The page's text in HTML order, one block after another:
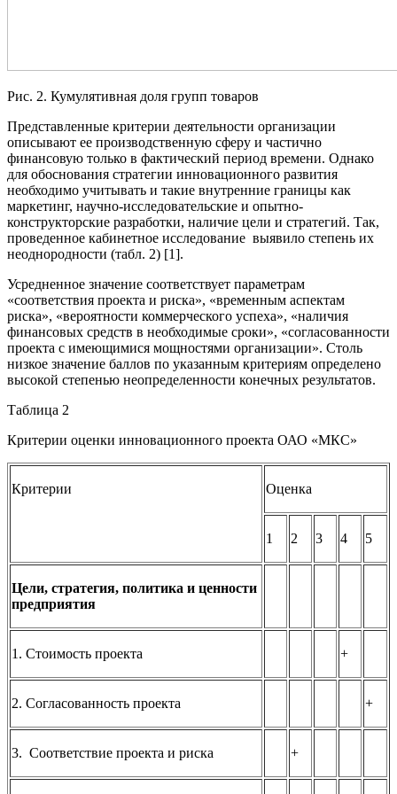
Рис. 2. Кумулятивная доля групп товаров
Представленные критерии деятельности организации
описывают ее производственную сферу и частично
финансовую только в фактический период времени. Однако
для обоснования стратегии инновационного развития
необходимо учитывать и такие внутренние границы как
маркетинг, научно-исследовательские и опытно-
конструкторские разработки, наличие цели и стратегий. Так,
проведенное кабинетное исследование выявило степень их
неоднородности (табл. 2) [1].
Усредненное значение соответствует параметрам
«соответствия проекта и риска», «временным аспектам
риска», «вероятности коммерческого успеха», «наличия
финансовых средств в необходимые сроки», «согласованности
проекта с имеющимися мощностями организации». Столь
низкое значение баллов по указанным критериям определено
высокой степенью неопределенности конечных результатов.
Таблица 2
Критерии оценки инновационного проекта ОАО «МКС»
Критерии Оценка
1 2 3 4 5
Цели, стратегия, политика и ценности
предприятия
1. Стоимость проекта +
2. Согласованность проекта +
3. Соответствие проекта и риска +